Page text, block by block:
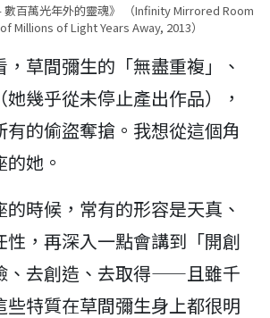
數百萬光年外的靈魂》 （Infinity Mirrored Room
Millions of Light Years Away, 2013）
草間彌生的「無盡重複」、
她幾乎從未停止產出作品），
有的偷盜奪搶。我想從這個角
她。
時候，常有的形容是天真、
性，再深入一點會講到「開創
、去創造、去取得——且雖千
些特質在草間彌生身上都很明